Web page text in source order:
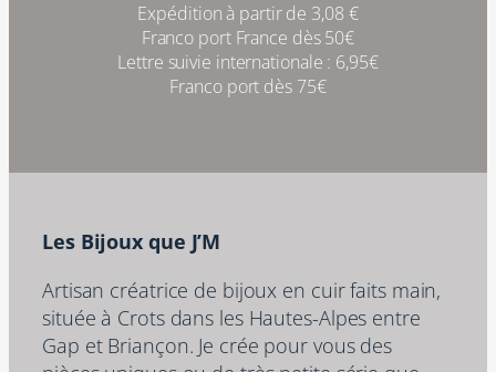
Expédition à partir de 3,08 €
Franco port France dès 50€
Lettre suivie internationale : 6,95€
Franco port dès 75€
Les Bijoux que J’M
Artisan créatrice de bijoux en cuir faits main,
située à Crots dans les Hautes-Alpes entre
Gap et Briançon. Je crée pour vous des